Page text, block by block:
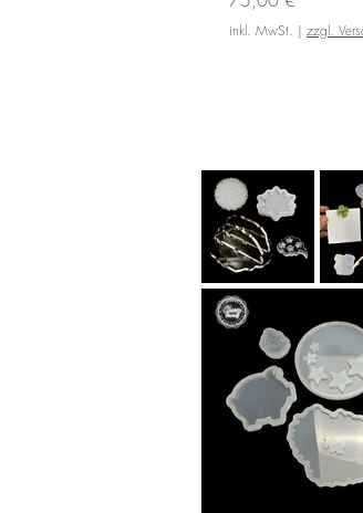
inkl. MwSt. | zzgl.